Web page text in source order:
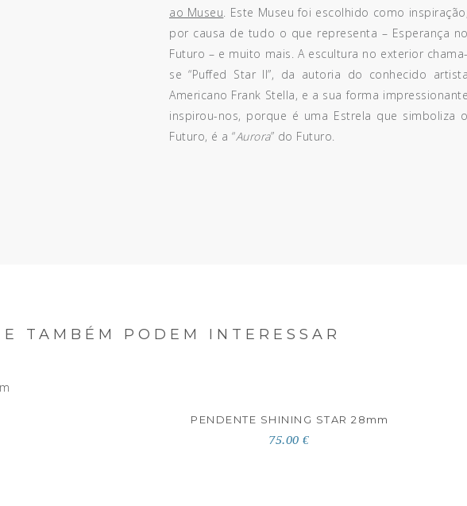
ao Museu. Este Museu foi escolhido como inspiração,
por causa de tudo o que representa – Esperança no
Futuro – e muito mais. A escultura no exterior chama-
se “Puffed Star II”, da autoria do conhecido artista
Americano Frank Stella, e a sua forma impressionante
inspirou-nos, porque é uma Estrela que simboliza o
Futuro, é a “Aurora” do Futuro.
TAMBÉM PODEM INTERESSAR
PENDENTE SHINING STAR 28mm
75.00 €